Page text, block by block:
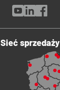
Sieć sprzedaży